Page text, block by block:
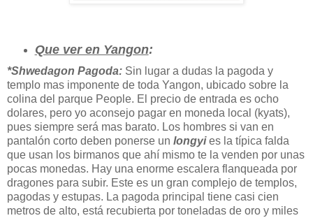
Que ver en Yangon:
*Shwedagon Pagoda: Sin lugar a dudas la pagoda y
templo mas imponente de toda Yangon, ubicado sobre la
colina del parque People. El precio de entrada es ocho
dolares, pero yo aconsejo pagar en moneda local (kyats),
pues siempre será mas barato. Los hombres si van en
pantalón corto deben ponerse un longyies la típica falda
que usan los birmanos que ahí mismo te la venden por unas
pocas monedas. Hay una enorme escalera flanqueada por
dragones para subir. Este es un gran complejo de templos,
pagodas y estupas. La pagoda principal tiene casi cien
metros de alto, está recubierta por toneladas de oro y miles